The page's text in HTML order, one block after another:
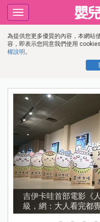
為提供您更多優質的內容，本網站
容，即表示您同意我們使用
權說明 。
Toggle
navigation
資優教育15問！師鐸
不是成績而是讀懂孩